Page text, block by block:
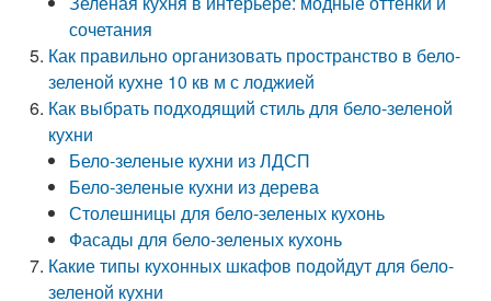
сочетания
Как правильно организовать пространство в бело-
зеленой кухне 10 кв м с лоджией
Как выбрать подходящий стиль для бело-зеленой
кухни
Бело-зеленые кухни из ЛДСП
Бело-зеленые кухни из дерева
Столешницы для бело-зеленых кухонь
Фасады для бело-зеленых кухонь
Какие типы кухонных шкафов подойдут для бело-
зеленой кухни